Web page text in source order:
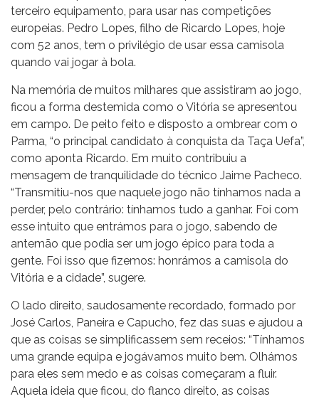
terceiro equipamento, para usar nas competições
europeias. Pedro Lopes, filho de Ricardo Lopes, hoje
com 52 anos, tem o privilégio de usar essa camisola
quando vai jogar à bola.
Na memória de muitos milhares que assistiram ao jogo,
ficou a forma destemida como o Vitória se apresentou
em campo. De peito feito e disposto a ombrear com o
Parma, “o principal candidato à conquista da Taça Uefa”,
como aponta Ricardo. Em muito contribuiu a
mensagem de tranquilidade do técnico Jaime Pacheco.
“Transmitiu-nos que naquele jogo não tínhamos nada a
perder, pelo contrário: tínhamos tudo a ganhar. Foi com
esse intuito que entrámos para o jogo, sabendo de
antemão que podia ser um jogo épico para toda a
gente. Foi isso que fizemos: honrámos a camisola do
Vitória e a cidade”, sugere.
O lado direito, saudosamente recordado, formado por
José Carlos, Paneira e Capucho, fez das suas e ajudou a
que as coisas se simplificassem sem receios: “Tínhamos
uma grande equipa e jogávamos muito bem. Olhámos
para eles sem medo e as coisas começaram a fluir.
Aquela ideia que ficou, do flanco direito, as coisas